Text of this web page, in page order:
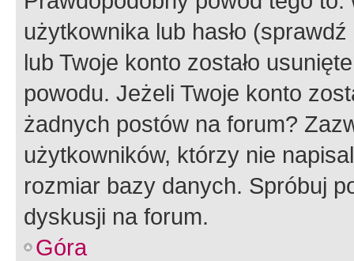
użytkownika lub hasło
lub Twoje konto zostało
powodu. Jeżeli Twoje konto
żadnych postów na forum?
użytkowników, którzy nie
rozmiar bazy danych. Spróbuj
dyskusji na forum.
Góra